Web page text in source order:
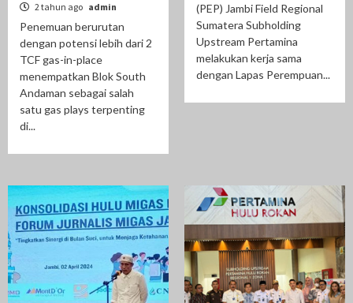
2 tahun ago admin
Penemuan berurutan
dengan potensi lebih dari 2
TCF gas-in-place
menempatkan Blok South
Andaman sebagai salah
satu gas plays terpenting
di...
(PEP) Jambi Field Regional
Sumatera Subholding
Upstream Pertamina
melakukan kerja sama
dengan Lapas Perempuan...